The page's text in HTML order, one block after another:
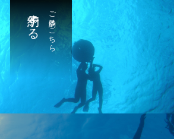
ご予約はこちら
予約する